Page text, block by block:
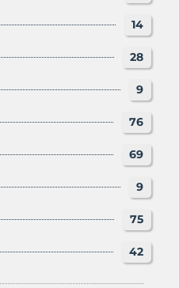
14
28
9
76
69
9
75
42